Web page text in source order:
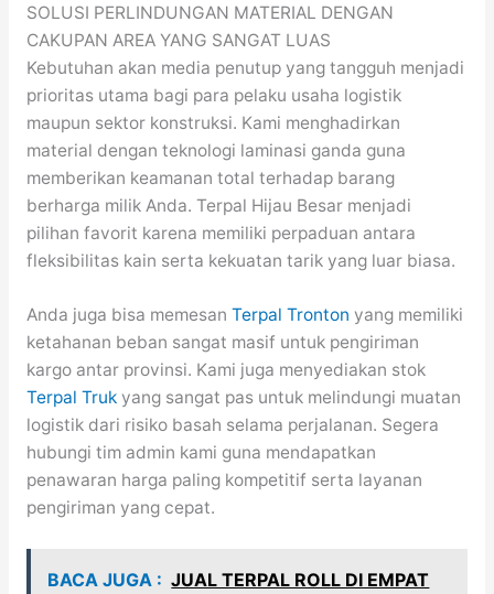
SOLUSI PERLINDUNGAN MATERIAL DENGAN
CAKUPAN AREA YANG SANGAT LUAS
Kebutuhan akan media penutup yang tangguh menjadi
prioritas utama bagi para pelaku usaha logistik
maupun sektor konstruksi. Kami menghadirkan
material dengan teknologi laminasi ganda guna
memberikan keamanan total terhadap barang
berharga milik Anda. Terpal Hijau Besar menjadi
pilihan favorit karena memiliki perpaduan antara
fleksibilitas kain serta kekuatan tarik yang luar biasa.
Anda juga bisa memesan Terpal Tronton yang memiliki
ketahanan beban sangat masif untuk pengiriman
kargo antar provinsi. Kami juga menyediakan stok
Terpal Trukyang sangat pas untuk melindungi muatan
logistik dari risiko basah selama perjalanan. Segera
hubungi tim admin kami guna mendapatkan
penawaran harga paling kompetitif serta layanan
pengiriman yang cepat.
BACA JUGA : JUAL TERPAL ROLL DI EMPAT